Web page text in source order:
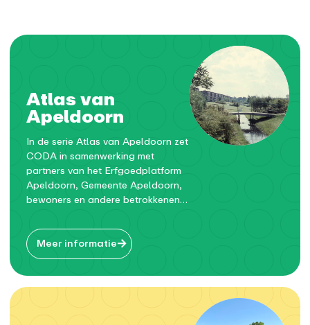
Atlas van
Apeldoorn
In de serie Atlas van Apeldoorn zet
CODA in samenwerking met
partners van het Erfgoedplatform
Apeldoorn, Gemeente Apeldoorn,
bewoners en andere betrokkenen
gemeente Apeldoorn in de
schijnwerpers.
Meer informatie